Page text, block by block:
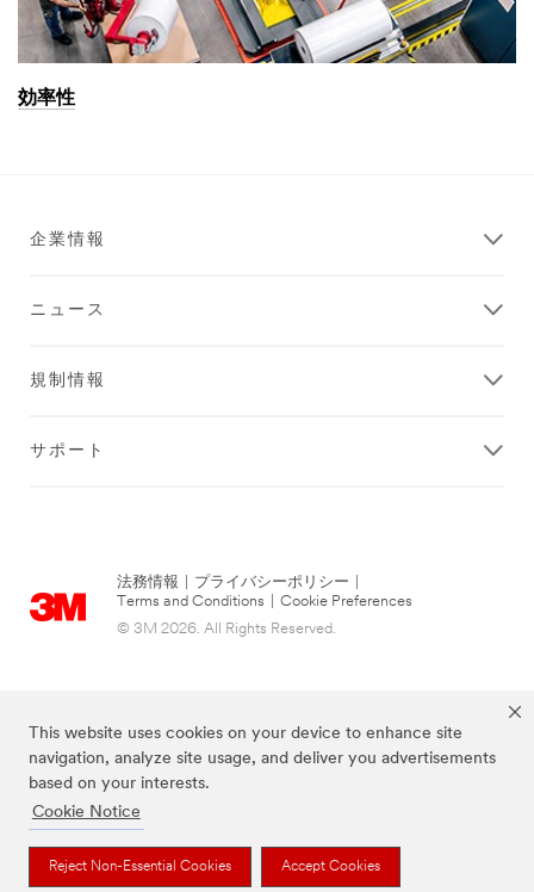
This website uses cookies on your device to enhance site
navigation, analyze site usage, and deliver you advertisements
based on your interests.
Cookie Notice
Reject Non-Essential Cookies Accept Cookies
効率性
企業情報
ニュース
規制情報
サポート
法務情報 プライバシーポリシー
Terms and Conditions
Cookie Preferences
© 3M 2026. All Rights Reserved.
当サイト上に掲載されているブランドは3M社の商標です。